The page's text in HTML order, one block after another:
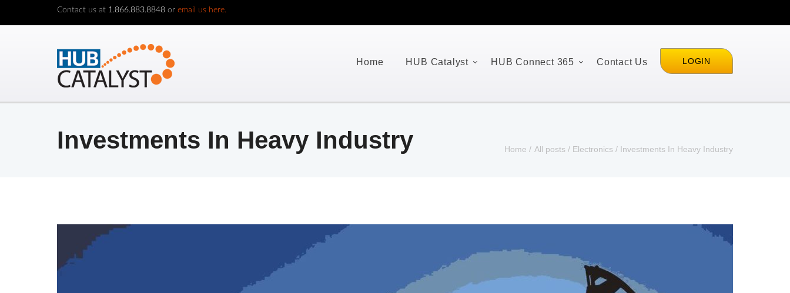
Contact us at 1.866.883.8848 or email us here.
Home HUB Catalyst HUB Connect 365 Contact Us LOGIN
Home All posts Electronics Investments In Heavy Industry
Investments In Heavy Industry